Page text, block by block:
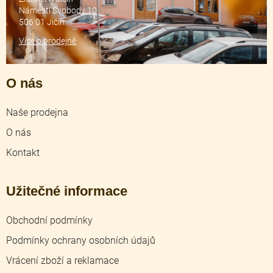
O nás
Naše prodejna
O nás
Kontakt
Užitečné informace
Obchodní podmínky
Podmínky ochrany osobních údajů
Vrácení zboží a reklamace
Náměstí Svobody 10
506 01 Jičín
Více o prodejně